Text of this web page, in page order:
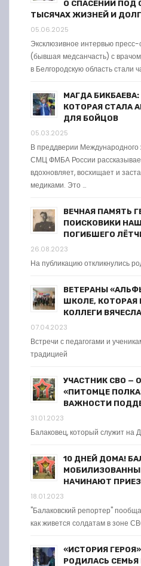
О СПАСЕНИИ ПОД
ТЫСЯЧАХ ЖИЗНЕЙ И
05.06.2025
Эксклюзивное интервью
(бывшая медсанчасть) с
в Белгородскую область стали
МАГДА
КОТОРАЯ СТАЛА
ДЛЯ БОЙЦОВ
05.03.2025
В преддверии
СМЦ ФМБА России
вдохновляет, восхищает и
медиками. Это …
ВЕЧНАЯ ПАМЯТЬ
ПОИСКОВИКИ
ПОГИБШЕГО
26.08.2023
На публикацию откликнулись
ВЕТЕРАНЫ
ШКОЛЕ, КОТОРАЯ
КОЛЛЕГИ
07.04.2023
Встречи с педагогами и
традицией
УЧАСТНИК СВО —
«ПИТОМЦЕ
ВАЖНОСТИ
31.01.2023
Балаковец, который служит на
10 ДНЕЙ ДОМА!
НАЧИНАЮТ
18.01.2023
"Балаковский репортер"
как живется солдатам в зоне
«ИСТОРИЯ
РОДИЛАСЬ